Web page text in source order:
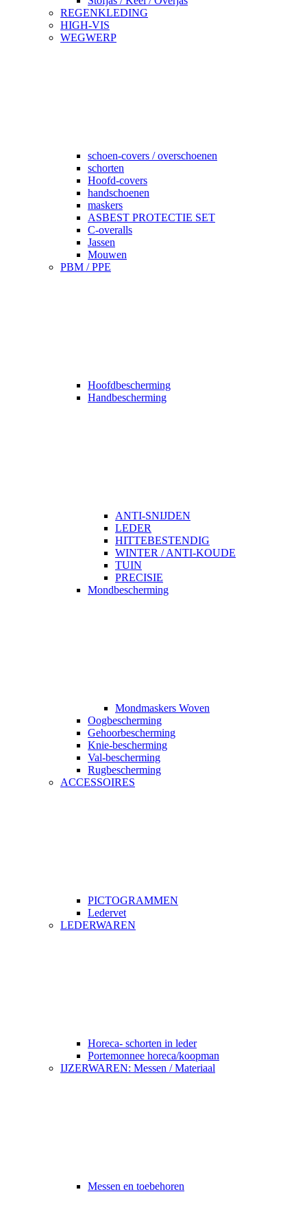
REGENKLEDING
HIGH-VIS
WEGWERP
schoen-covers / overschoenen
schorten
Hoofd-covers
handschoenen
maskers
ASBEST PROTECTIE SET
C-overalls
Jassen
Mouwen
PBM / PPE
Hoofdbescherming
Handbescherming
ANTI-SNIJDEN
LEDER
HITTEBESTENDIG
WINTER / ANTI-KOUDE
TUIN
PRECISIE
Mondbescherming
Mondmaskers Woven
Oogbescherming
Gehoorbescherming
Knie-bescherming
Val-bescherming
Rugbescherming
ACCESSOIRES
PICTOGRAMMEN
Ledervet
LEDERWAREN
Horeca- schorten in leder
Portemonnee horeca/koopman
IJZERWAREN: Messen / Materiaal
Messen en toebehoren